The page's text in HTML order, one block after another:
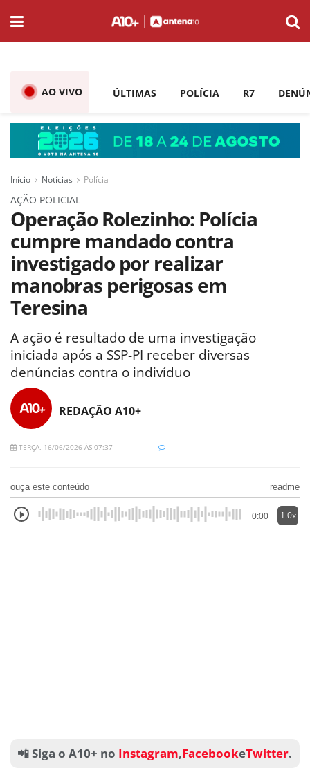
AO VIVO ÚLTIMAS POLÍCIA R7
Início Notícias Polícia
AÇÃO POLICIAL
Operação Rolezinho: Polícia
cumpre mandado contra
investigado por realizar
manobras perigosas em
Teresina
A ação é resultado de uma investigação
iniciada após a SSP-PI receber diversas
denúncias contra o indivíduo
REDAÇÃO A10+
TERÇA, 16/06/2026 ÀS 07:37
ouça este conteúdo readme
0:00 1.0x
📲 Siga o A10+ no Instagram,FacebookeTwitter.